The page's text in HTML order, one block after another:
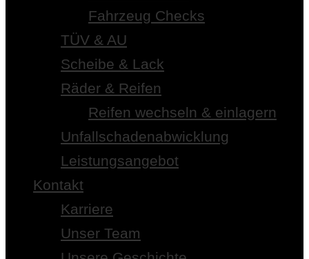
Fahrzeug Checks
TÜV & AU
Scheibe & Lack
Räder & Reifen
Reifen wechseln & einlagern
Unfallschadenabwicklung
Leistungsangebot
Kontakt
Karriere
Unser Team